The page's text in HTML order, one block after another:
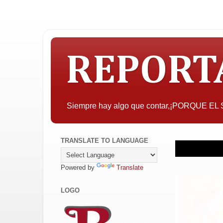
Siempre hay algo que contar,¡PORQUE
TRANSLATE TO LANGUAGE
Powered by Translate
LOGO